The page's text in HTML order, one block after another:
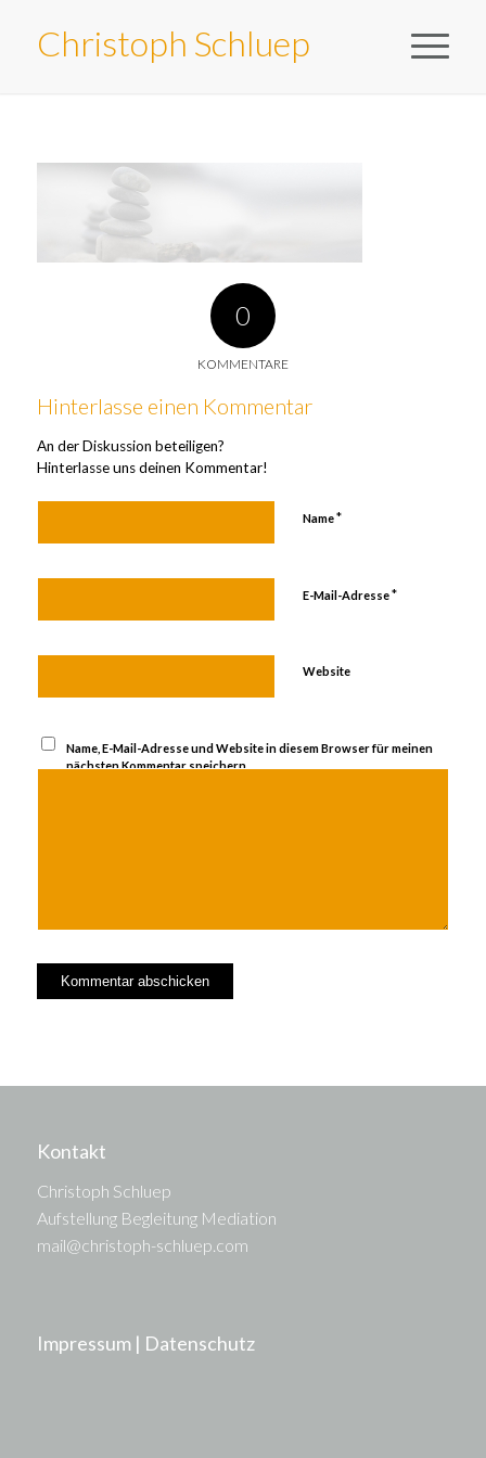
Christoph Schluep
0
KOMMENTARE
Hinterlasse einen Kommentar
An der Diskussion beteiligen?
Hinterlasse uns deinen Kommentar!
Name*
E-Mail-Adresse*
Website
Name, E-Mail-Adresse und Website in diesem Browser für meinen
nächsten Kommentar speichern.
Kontakt
Christoph Schluep
Aufstellung Begleitung Mediation
mail@christoph-schluep.com
Impressum | Datenschutz